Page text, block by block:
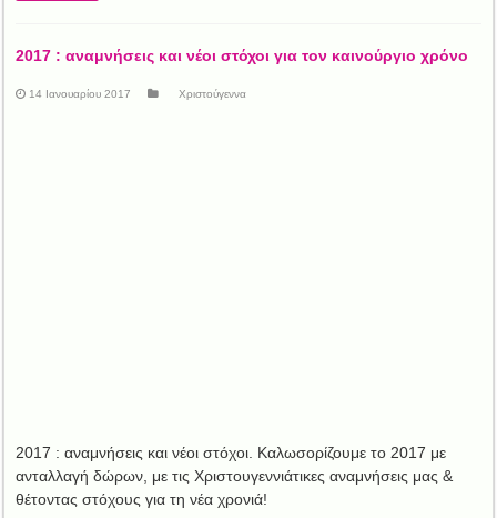
2017 : αναμνήσεις και νέοι στόχοι για τον καινούργιο χρόνο
14 Ιανουαρίου 2017 Χριστούγεννα
2017 : αναμνήσεις και νέοι στόχοι. Καλωσορίζουμε το 2017 με
ανταλλαγή δώρων, με τις Χριστουγεννιάτικες αναμνήσεις μας &
θέτοντας στόχους για τη νέα χρονιά!